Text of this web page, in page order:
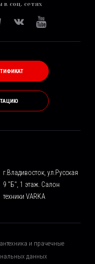
в соц. сетях
г.Владивосток, ул.Русская
9 "Б", 1 этаж. Салон
техники VARKA
и прачечные
данных